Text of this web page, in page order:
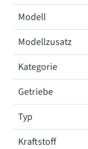
Modell
Modellzusatz
Kategorie
Getriebe
Typ
Kraftstoff